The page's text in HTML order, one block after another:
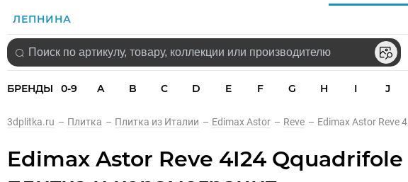
ЛЕПНИНА
БРЕНДЫ 0-9 A B C D E F G H I J
3dplitka.ru – Плитка – Плитка из Италии – Edimax Astor – Reve – Edimax Astor Reve
Edimax Astor Reve 4I24